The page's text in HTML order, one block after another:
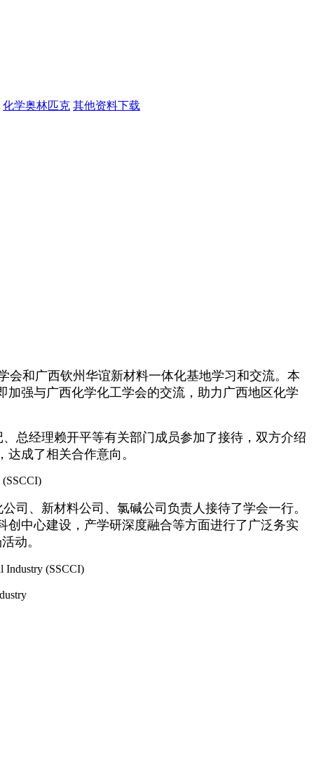
化学奥林匹克 其他资料下载
会和广西钦州华谊新材料一体化基地学习和交流。本
强与广西化学化工学会的交流，助力广西地区化学
总经理赖开平等有关部门成员参加了接待，双方介绍
成了相关合作意向。
、新材料公司、氯碱公司负责人接待了学会一行。
中心建设，产学研深度融合等方面进行了广泛务实
动。